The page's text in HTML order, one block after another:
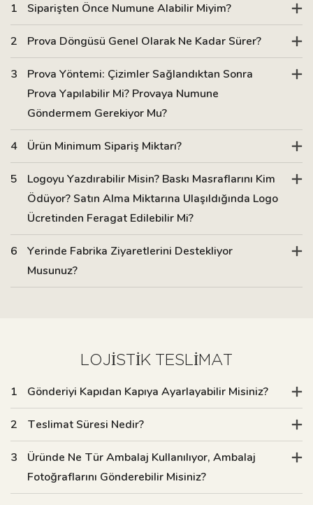
1 Siparişten Önce Numune Alabilir Miyim?
2 Prova Döngüsü Genel Olarak Ne Kadar Sürer?
3
Prova Yöntemi: Çizimler Sağlandıktan Sonra
Prova Yapılabilir Mi? Provaya Numune
Göndermem Gerekiyor Mu?
4 Ürün Minimum Sipariş Miktarı?
5
Logoyu Yazdırabilir Misin? Baskı Masraflarını Kim
Ödüyor? Satın Alma Miktarına Ulaşıldığında Logo
Ücretinden Feragat Edilebilir Mi?
6
Yerinde Fabrika Ziyaretlerini Destekliyor
Musunuz?
LOJISTIK TESLIMAT
1 Gönderiyi Kapıdan Kapıya Ayarlayabilir Misiniz?
2 Teslimat Süresi Nedir?
3
Üründe Ne Tür Ambalaj Kullanılıyor, Ambalaj
Fotoğraflarını Gönderebilir Misiniz?